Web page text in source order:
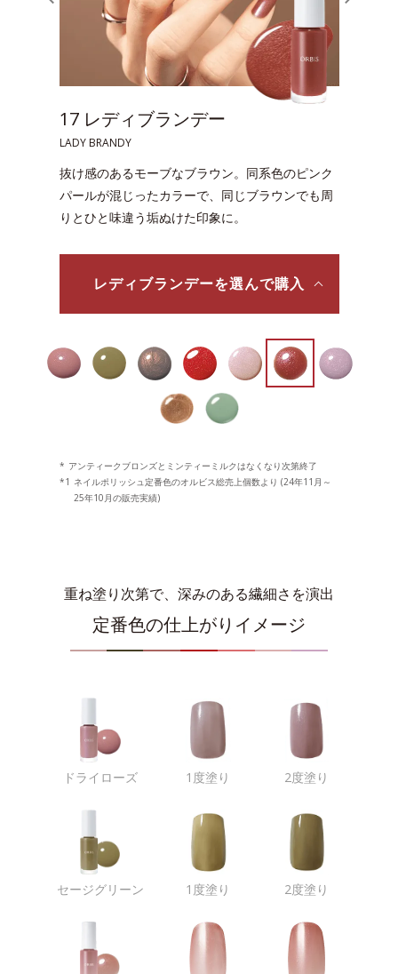
20 ライラックチュール
LILAC TULLE
指先に明るさと温かみを添え、多幸感をもたらす
ライラックカラー。しのばせパールで印象をワン
ランクアップ。
ライラックチュールを選んで購入
* アンティークブロンズとミンティーミルクはなくなり次第終了
*1 ネイルポリッシュ定番色のオルビス総売上個数より (24年11月～
25年10月の販売実績)
重ね塗り次第で、深みのある繊細さを演出
定番色の仕上がりイメージ
ドライローズ 1度塗り 2度塗り
セージグリーン 1度塗り 2度塗り